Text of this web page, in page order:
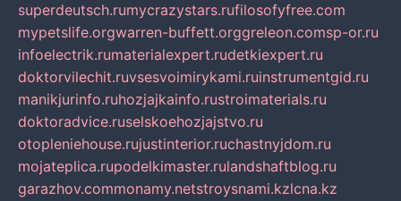
superdeutsch.rumycrazystars.rufilosofyfree.com
mypetslife.orgwarren-buffett.orggreleon.comsp-or.ru
infoelectrik.rumaterialexpert.rudetkiexpert.ru
doktorvilechit.ruvsesvoimirykami.ruinstrumentgid.ru
manikjurinfo.ruhozjajkainfo.rustroimaterials.ru
doktoradvice.ruselskoehozjajstvo.ru
otopleniehouse.rujustinterior.ruchastnyjdom.ru
mojateplica.rupodelkimaster.rulandshaftblog.ru
garazhov.commonamy.netstroysnami.kzlcna.kz